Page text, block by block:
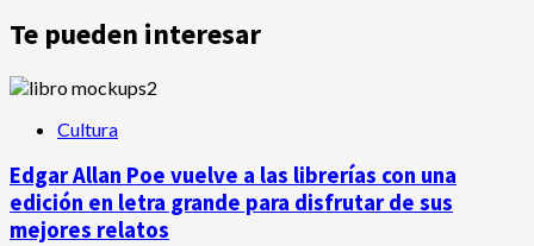
Te pueden interesar
Cultura
Edgar Allan Poe vuelve a las librerías con una
edición en letra grande para disfrutar de sus
mejores relatos